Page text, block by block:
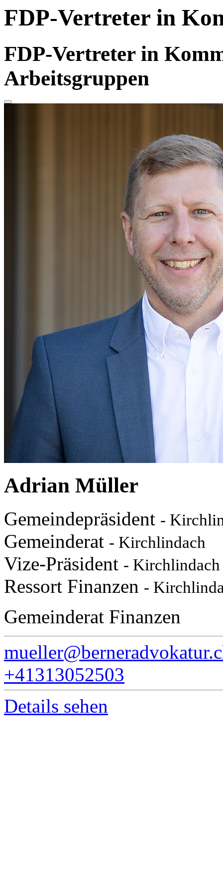
FDP-Vertreter in
FDP-Vertreter in
Arbeitsgruppen
Adrian Müller
Gemeindepräsident -
Gemeinderat - Kirchlindach
Vize-Präsident - Kirchlindach
Ressort Finanzen -
Gemeinderat Finanzen
+41313052503
Details sehen